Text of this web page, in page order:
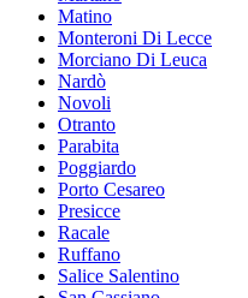
Matino
Monteroni Di Lecce
Morciano Di Leuca
Nardò
Novoli
Otranto
Parabita
Poggiardo
Porto Cesareo
Presicce
Racale
Ruffano
Salice Salentino